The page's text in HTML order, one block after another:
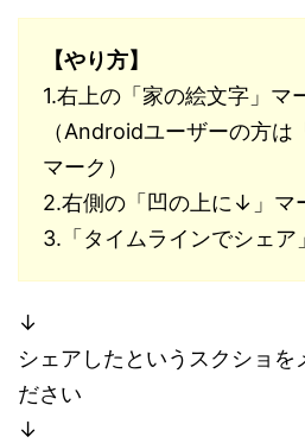
【やり方】
1.右上の「家の絵文字」マ
（Androidユーザーの方は
マーク）
2.右側の「凹の上に↓」マ
3.「タイムラインでシェア
↓
シェアしたというスクショを
ださい
↓